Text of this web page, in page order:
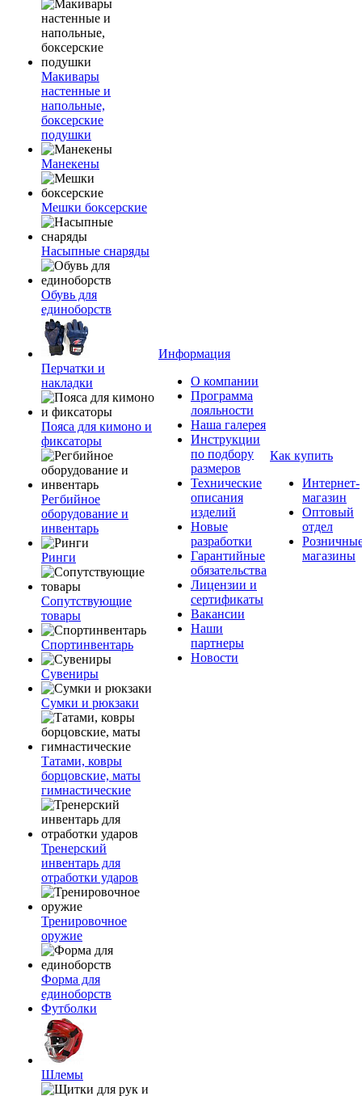
Макивары
настенные и
напольные,
боксерские
подушки
Манекены
Мешки боксерские
Насыпные снаряды
Обувь для
единоборств
Перчатки и
накладки
Пояса для кимоно и
фиксаторы
Регбийное
оборудование и
инвентарь
Ринги
Сопутствующие
товары
Спортинвентарь
Сувениры
Сумки и рюкзаки
Татами, ковры
борцовские, маты
гимнастические
Тренерский
инвентарь для
отработки ударов
Тренировочное
оружие
Форма для
единоборств
Футболки
Шлемы
Информация
О компании
Программа
лояльности
Наша галерея
Инструкции
по подбору
размеров
Технические
описания
изделий
Новые
разработки
Гарантийные
обязательства
Лицензии и
сертификаты
Вакансии
Наши
партнеры
Новости
Как купить
Интернет-
магазин
Оптовый
отдел
магазины